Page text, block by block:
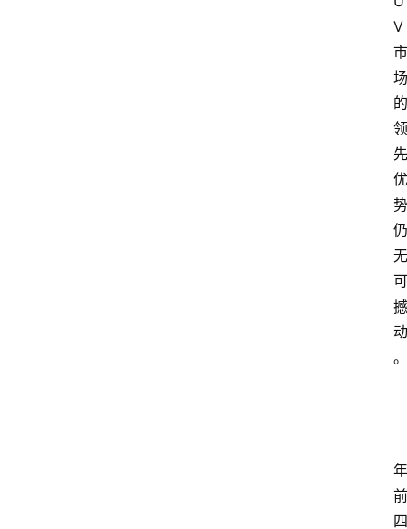
V
市
场
的
领
先
优
势
仍
无
可
撼
动
。
年
前
四